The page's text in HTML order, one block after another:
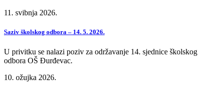
11. svibnja 2026.
Saziv školskog odbora – 14. 5. 2026.
U privitku se nalazi poziv za održavanje 14. sjednice školskog
odbora OŠ Đurđevac.
10. ožujka 2026.